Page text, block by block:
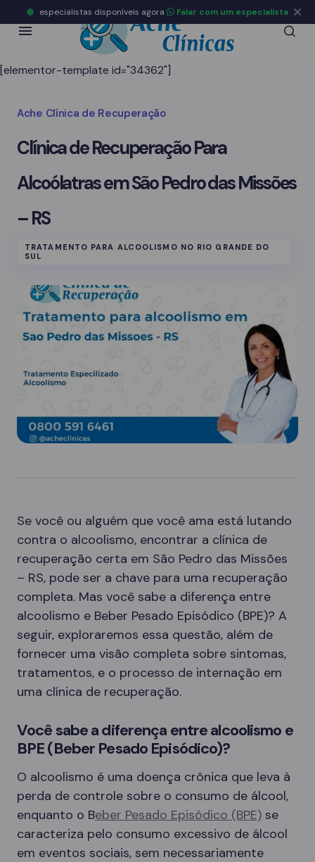
[elementor-template id="34362"]
Ache Clínica de Recuperação
Clínica de Recuperação Para
Alcoólatras em São Pedro das Missões
– RS
TRATAMENTO PARA ALCOOLISMO NO RIO GRANDE DO
SUL
Se você ou alguém que você ama está lutando
contra o alcoolismo, encontrar a clínica de
recuperação certa em São Pedro das Missões
– RS, pode ser a chave para uma recuperação
completa. Mas você sabe a diferença entre
alcoolismo e Beber Pesado Episódico (BPE)? A
seguir, exploraremos essa questão, além de
fornecer uma visão completa sobre sintomas,
tratamentos, e o processo de internação em
uma clínica de recuperação.
Você sabe a diferença entre alcoolismo e
BPE (Beber Pesado Episódico)?
O alcoolismo é uma doença crônica que leva à
perda de controle sobre o consumo de álcool,
enquanto o Beber Pesado Episódico (BPE) se
caracteriza pelo consumo excessivo de álcool
em eventos sociais, sem necessariamente
especialistas disponíveis agora Falar com um especialista